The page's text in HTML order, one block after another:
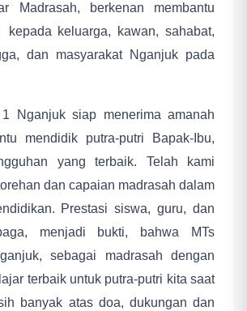
Madrasah, berkenan membantu
kepada keluarga, kawan, sahabat,
dan masyarakat Nganjuk pada
Nganjuk siap menerima amanah
mendidik putra-putri Bapak-Ibu,
yang terbaik. Telah kami
dan capaian madrasah dalam
Prestasi siswa, guru, dan
menjadi bukti, bahwa MTs
sebagai madrasah dengan
terbaik untuk putra-putri kita saat
banyak atas doa, dukungan dan